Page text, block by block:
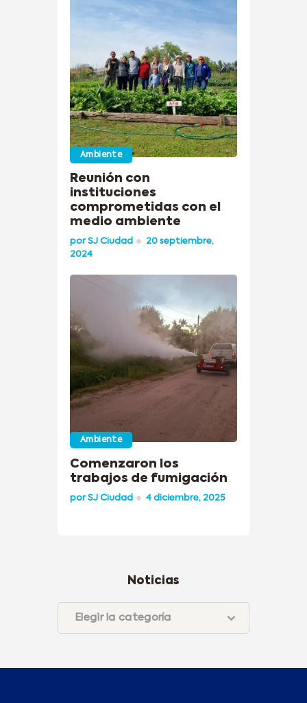
Ambiente
Reunión con
instituciones
comprometidas con el
medio ambiente
porSJ Ciudad
20 septiembre,
2024
Ambiente
Comenzaron los
trabajos de fumigación
porSJ Ciudad 4 diciembre, 2025
Noticias